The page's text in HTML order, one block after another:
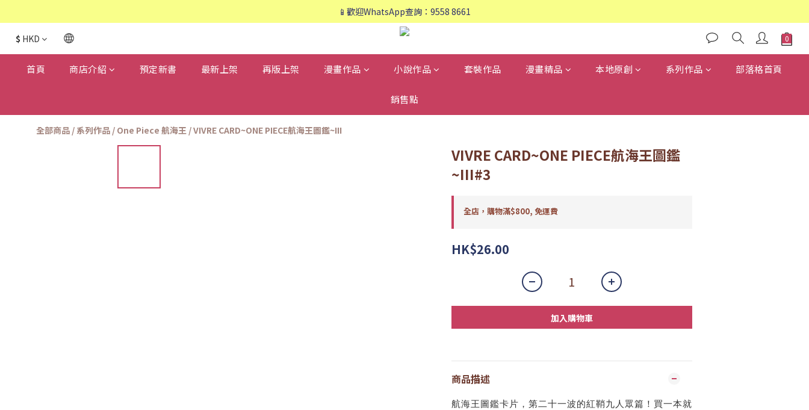
📱歡迎WhatsApp查詢：9558 8661
📱歡迎WhatsApp查詢：9558 8661
❤️會員專享：🛍購物滿💰HK$800，🚚免運費❤️
📱歡迎WhatsApp查詢：9558 8661
$ HKD
首頁 商店介紹 預定新書 最新上架 再版上架 漫畫作品 小說作品 套裝作品 漫畫精品 本地原創 系列作品 部落格首頁
銷售點
全部商品 /系列作品 / One Piece 航海王 /VIVRE CARD~ONE PIECE航海王圖鑑~III
VIVRE CARD~ONE PIECE航海王圖鑑
~III#3
全店，購物滿$800, 免運費
HK$26.00
加入購物車
商品描述
航海王圖鑑卡片，第二十一波的紅鞘九人眾篇！買一本就